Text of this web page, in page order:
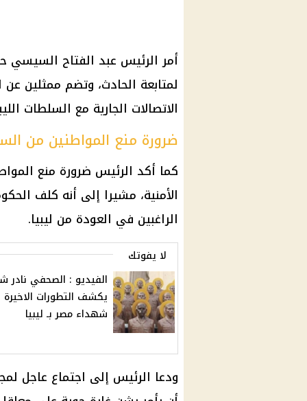
أمر الرئيس عبد الفتاح السيسي
لمتابعة الحادث، وتضم ممثلين عن
الاتصالات الجارية مع السلطات
ضرورة منع المواطنين من
كما أكد الرئيس ضرورة منع
الأمنية، مشيرا إلى أنه كلف
الراغبين في العودة من ليبيا.
لا يفوتك
الفيديو : الصحفي نادر
يكشف التطورات الاخيرة
شهداء مصر بـ ليبيا
ودعا الرئيس إلى اجتماع عاجل